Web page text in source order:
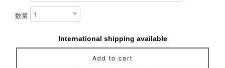
数量
International shipping available
Add to cart